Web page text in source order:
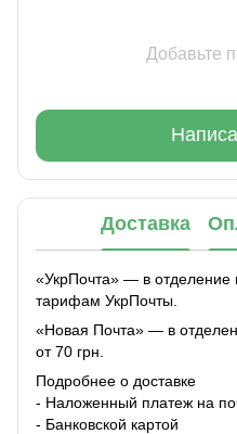
Добавьте
Доставка
«УкрПочта» — в отделение
тарифам УкрПочты.
«Новая Почта» — в
от 70 грн.
Подробнее о доставке
- Наложенный платеж на
- Банковской картой